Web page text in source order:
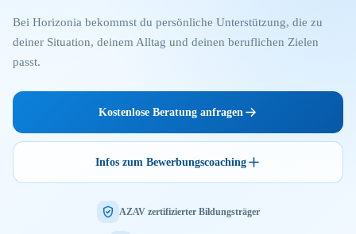
Bei Horizonia bekommst du persönliche Unterstützung, die zu
deiner Situation, deinem Alltag und deinen beruflichen Zielen
passt.
Kostenlose Beratung anfragen
Infos zum Bewerbungscoaching
AZAV zertifizierter Bildungsträger